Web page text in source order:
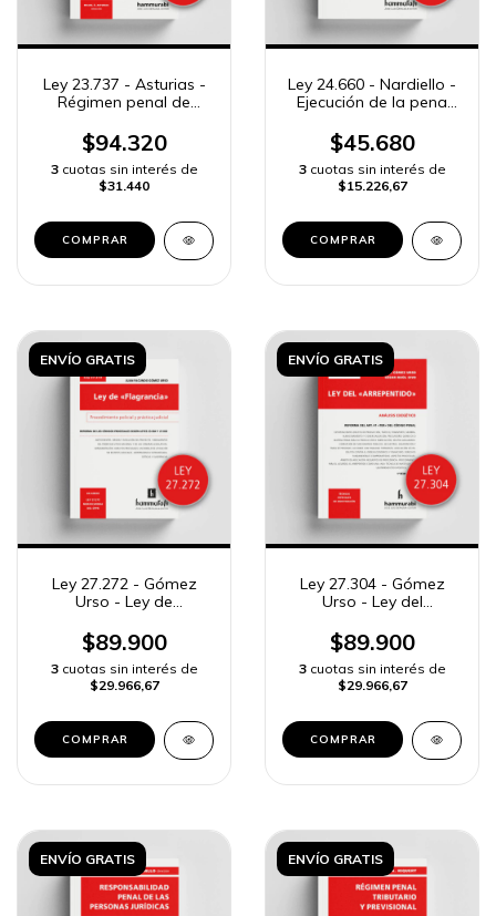
Ley 23.737 - Asturias -
Régimen penal de
$94.320
3 cuotas sin interés de
$31.440
COMPRAR
Ley 24.660 - Nardiello -
Ejecución de la pena
$45.680
3 cuotas sin interés de
$15.226,67
COMPRAR
ENVÍO GRATIS
Ley 27.272 - Gómez
Urso - Ley de
$89.900
3 cuotas sin interés de
$29.966,67
COMPRAR
ENVÍO GRATIS
Ley 27.304 - Gómez
Urso - Ley del
$89.900
3 cuotas sin interés de
$29.966,67
COMPRAR
ENVÍO GRATIS ENVÍO GRATIS